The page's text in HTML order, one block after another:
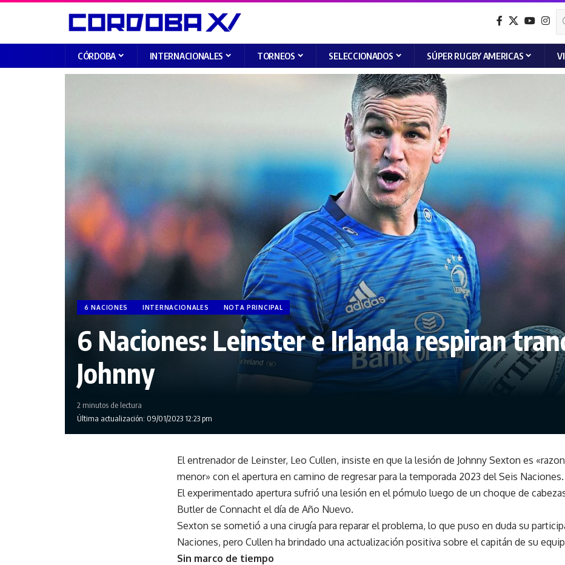
CÓRDOBA INTERNACIONALES TORNEOS SELECCIONADOS SÚPER RUGBY AMERICAS
6 NACIONES INTERNACIONALES NOTA PRINCIPAL
6 Naciones: Leinster e Irlanda respiran
Johnny
Última actualización: 09/01/2023 12:23 pm
2 minutos de lectura
El entrenador de Leinster, Leo Cullen, insiste en que la lesión de Johnny Sexton es
menor» con el apertura en camino de regresar para la temporada 2023 del Seis Naciones.
El experimentado apertura sufrió una lesión en el pómulo luego de un choque de
Butler de Connacht el día de Año Nuevo.
Sexton se sometió a una cirugía para reparar el problema, lo que puso en duda su
Naciones, pero Cullen ha brindado una actualización positiva sobre el capitán de su
Sin marco de tiempo